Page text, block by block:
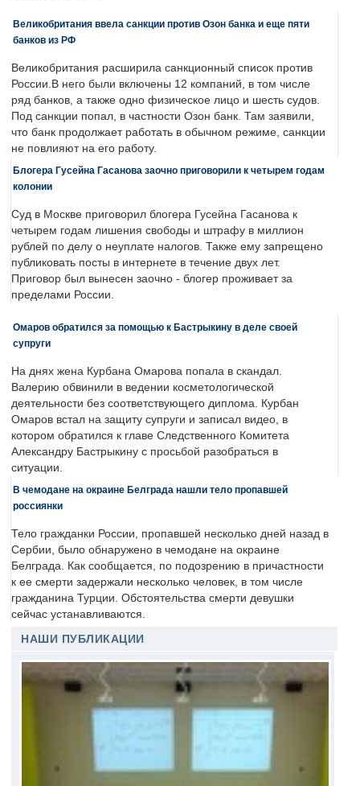
Великобритания ввела санкции против Озон банка и еще пяти
банков из РФ
Великобритания расширила санкционный список против
России.В него были включены 12 компаний, в том числе
ряд банков, а также одно физическое лицо и шесть судов.
Под санкции попал, в частности Озон банк. Там заявили,
что банк продолжает работать в обычном режиме, санкции
не повлияют на его работу.
Блогера Гусейна Гасанова заочно приговорили к четырем годам
колонии
Суд в Москве приговорил блогера Гусейна Гасанова к
четырем годам лишения свободы и штрафу в миллион
рублей по делу о неуплате налогов. Также ему запрещено
публиковать посты в интернете в течение двух лет.
Приговор был вынесен заочно - блогер проживает за
пределами России.
Омаров обратился за помощью к Бастрыкину в деле своей
супруги
На днях жена Курбана Омарова попала в скандал.
Валерию обвинили в ведении косметологической
деятельности без соответствующего диплома. Курбан
Омаров встал на защиту супруги и записал видео, в
котором обратился к главе Следственного Комитета
Александру Бастрыкину с просьбой разобраться в
ситуации.
В чемодане на окраине Белграда нашли тело пропавшей
россиянки
Тело гражданки России, пропавшей несколько дней назад в
Сербии, было обнаружено в чемодане на окраине
Белграда. Как сообщается, по подозрению в причастности
к ее смерти задержали несколько человек, в том числе
гражданина Турции. Обстоятельства смерти девушки
сейчас устанавливаются.
НАШИ ПУБЛИКАЦИИ